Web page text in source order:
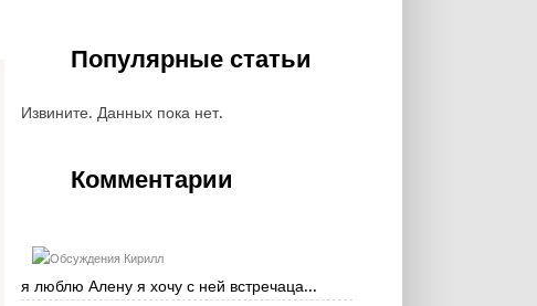
Популярные статьи
Извините. Данных пока нет.
Комментарии
Кирилл
я люблю Алену я хочу с ней встречаца...